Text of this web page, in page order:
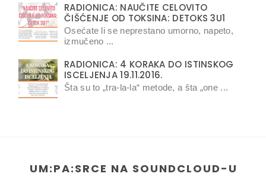
RADIONICA: NAUČITE CELOVITO
ČIŠĆENJE OD TOKSINA: DETOKS 3U1
Osećate li se neprestano umorno, napeto,
izmučeno ...
RADIONICA: 4 KORAKA DO ISTINSKOG
ISCELJENJA 19.11.2016.
Šta su to „tra-la-la“ metode, a šta „one ...
UM:PA:SRCE NA SOUNDCLOUD-U